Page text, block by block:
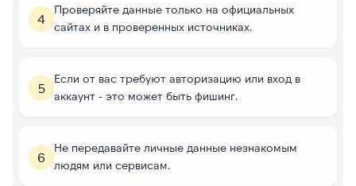
4
Проверяйте данные только на официальных
сайтах и в проверенных источниках.
5
Если от вас требуют авторизацию или вход в
аккаунт - это может быть фишинг.
6
Не передавайте личные данные незнакомым
людям или сервисам.